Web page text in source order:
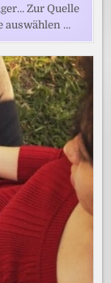
Zur Quelle
auswählen …